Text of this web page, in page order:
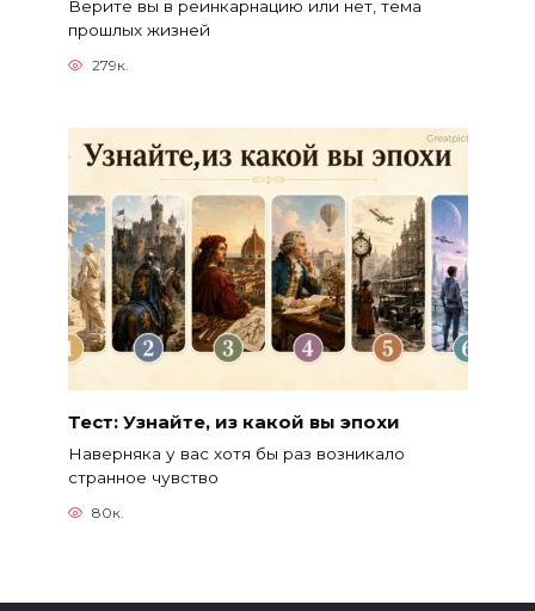
Верите вы в реинкарнацию или нет, тема
прошлых жизней
279к.
Тест: Узнайте, из какой вы эпохи
Наверняка у вас хотя бы раз возникало
странное чувство
80к.